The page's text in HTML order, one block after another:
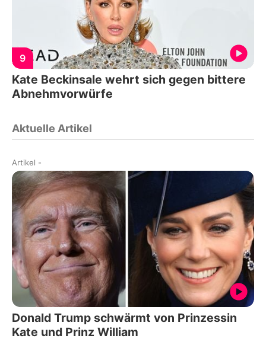
9
Kate Beckinsale wehrt sich gegen bittere
Abnehmvorwürfe
Aktuelle Artikel
Artikel -
Donald Trump schwärmt von Prinzessin
Kate und Prinz William